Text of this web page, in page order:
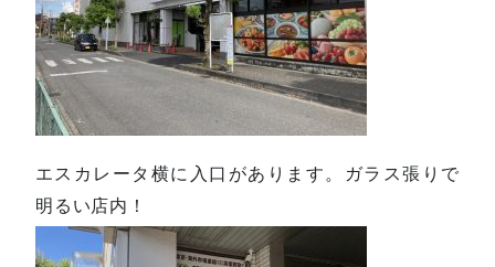
エスカレータ横に入口があります。ガラス張りで
明るい店内！